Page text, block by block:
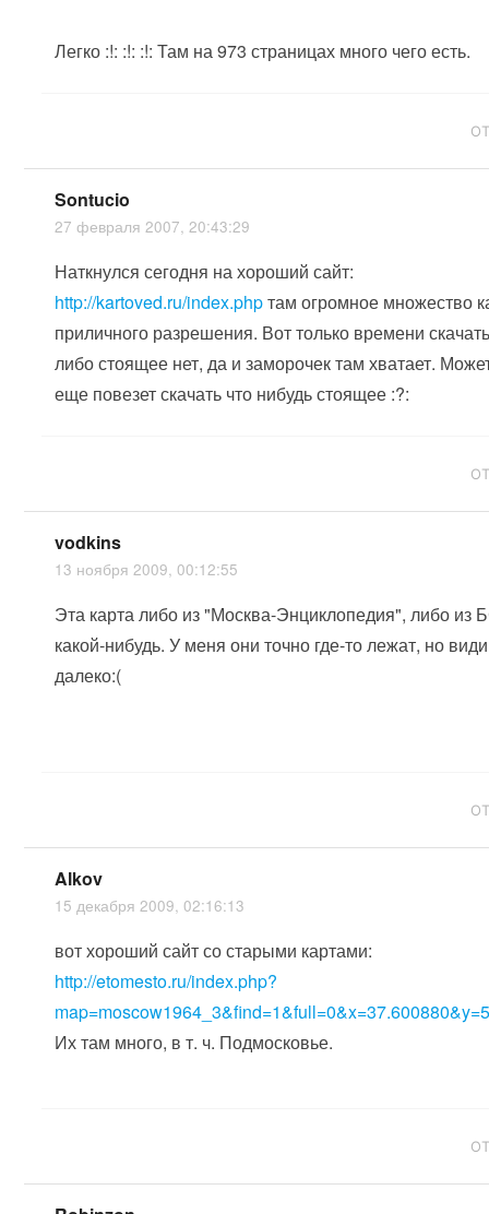
Легко :!: :!: :!: Там на 973 страницах много чего есть.
Sontucio
27 февраля 2007, 20:43:29
Наткнулся сегодня на хороший сайт:
http://kartoved.ru/index.phpтам огромное множество
приличного разрешения. Вот только времени
либо стоящее нет, да и заморочек там хватает.
еще повезет скачать что нибудь стоящее :?:
vodkins
13 ноября 2009, 00:12:55
Эта карта либо из "Москва-Энциклопедия", либо из
какой-нибудь. У меня они точно где-то лежат, но
далеко:(
Alkov
15 декабря 2009, 02:16:13
вот хороший сайт со старыми картами:
http://etomesto.ru/index.php?
Их там много, в т. ч. Подмосковье.